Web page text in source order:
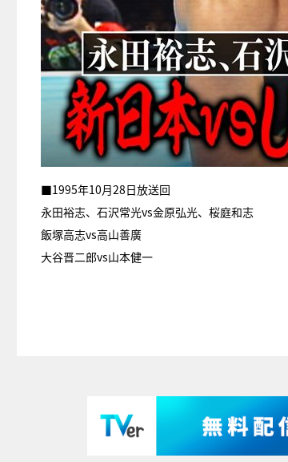
■1995年10月28日放送回
永田裕志、石沢常光vs金原弘光、桜庭和志
飯塚高志vs高山善廣
大谷晋二郎vs山本健一